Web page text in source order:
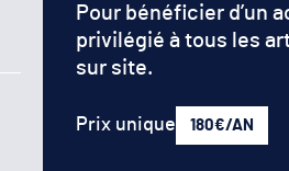
Pour bénéficier d’un
privilégié à tous les
sur site.
Prix unique 180€/AN